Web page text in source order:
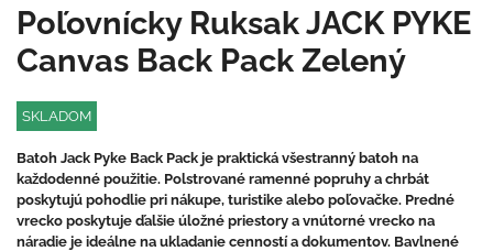
Poľovnícky Ruksak JACK PYKE
Canvas Back Pack Zelený
SKLADOM
Batoh Jack Pyke Back Pack je praktická všestranný batoh na
každodenné použitie. Polstrované ramenné popruhy a chrbát
poskytujú pohodlie pri nákupe, turistike alebo poľovačke. Predné
vrecko poskytuje ďalšie úložné priestory a vnútorné vrecko na
náradie je ideálne na ukladanie cenností a dokumentov. Bavlnené